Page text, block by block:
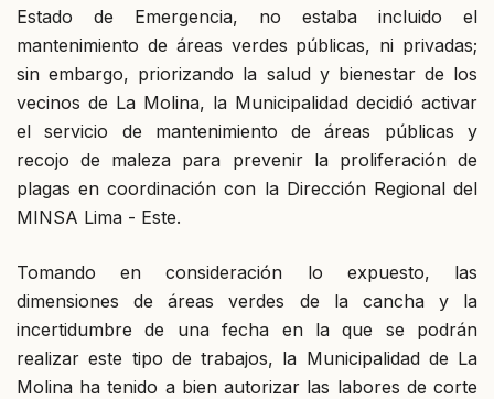
Estado de Emergencia, no estaba incluido el
mantenimiento de áreas verdes públicas, ni privadas;
sin embargo, priorizando la salud y bienestar de los
vecinos de La Molina, la Municipalidad decidió activar
el servicio de mantenimiento de áreas públicas y
recojo de maleza para prevenir la proliferación de
plagas en coordinación con la Dirección Regional del
MINSA Lima - Este.
Tomando en consideración lo expuesto, las
dimensiones de áreas verdes de la cancha y la
incertidumbre de una fecha en la que se podrán
realizar este tipo de trabajos, la Municipalidad de La
Molina ha tenido a bien autorizar las labores de corte